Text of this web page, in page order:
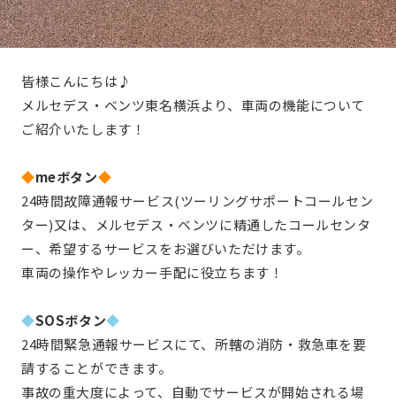
皆様こんにちは♪
メルセデス・ベンツ東名横浜より、車両の機能について
ご紹介いたします！
◆meボタン◆
24時間故障通報サービス(ツーリングサポートコールセン
ター)又は、メルセデス・ベンツに精通したコールセンタ
ー、希望するサービスをお選びいただけます。
車両の操作やレッカー手配に役立ちます！
◆SOSボタン◆
24時間緊急通報サービスにて、所轄の消防・救急車を要
請することができます。
事故の重大度によって、自動でサービスが開始される場